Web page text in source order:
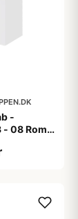
-
08 Roma